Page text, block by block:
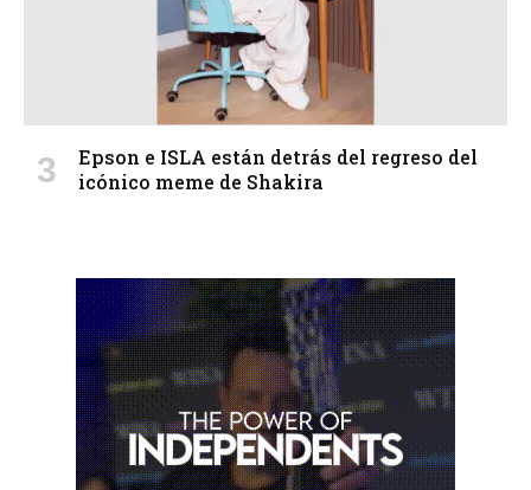
Epson e ISLA están detrás del regreso del
icónico meme de Shakira